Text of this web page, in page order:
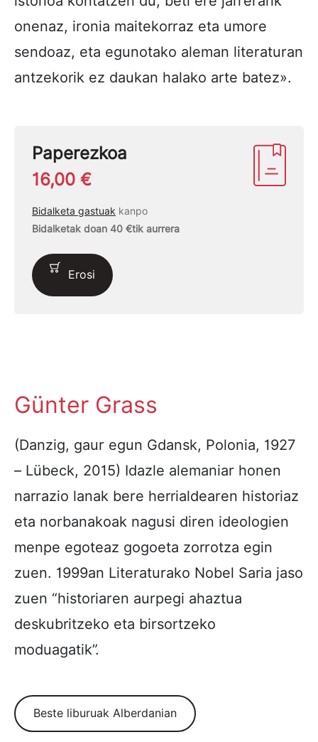
onenaz, ironia maitekorraz eta umore
sendoaz, eta egunotako aleman literaturan
antzekorik ez daukan halako arte batez».
Paperezkoa
16,00 €
Bidalketa gastuak kanpo
Bidalketak doan 40 €tik aurrera
Erosi
Günter Grass
(Danzig, gaur egun Gdansk, Polonia, 1927
– Lübeck, 2015) Idazle alemaniar honen
narrazio lanak bere herrialdearen historiaz
eta norbanakoak nagusi diren ideologien
menpe egoteaz gogoeta zorrotza egin
zuen. 1999an Literaturako Nobel Saria jaso
zuen “historiaren aurpegi ahaztua
deskubritzeko eta birsortzeko
moduagatik”.
Beste liburuak Alberdanian